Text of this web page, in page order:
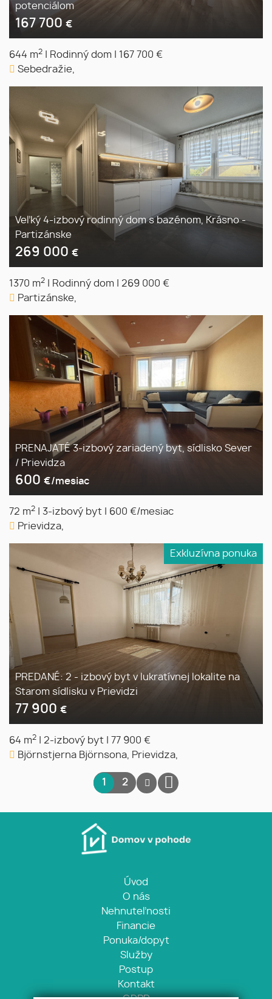
potenciálom
167 700 €
644 m2 Rodinný dom
167 700 €
Sebedražie,
Veľký 4-izbový rodinný dom s bazénom, Krásno -
Partizánske
269 000 €
1370 m2 Rodinný dom
269 000 €
Partizánske,
PRENAJATÉ 3-izbový zariadený byt, sídlisko Sever
/ Prievidza
600 €/mesiac
72 m2 3-izbový byt
600 €/mesiac
Prievidza,
Exkluzívna ponuka
PREDANÉ: 2 - izbový byt v lukratívnej lokalite na
Starom sídlisku v Prievidzi
77 900 €
64 m2 2-izbový byt
77 900 €
Björnstjerna Björnsona, Prievidza,
1 2
Úvod
O nás
Nehnuteľnosti
Financie
Ponuka/dopyt
Služby
Postup
Kontakt